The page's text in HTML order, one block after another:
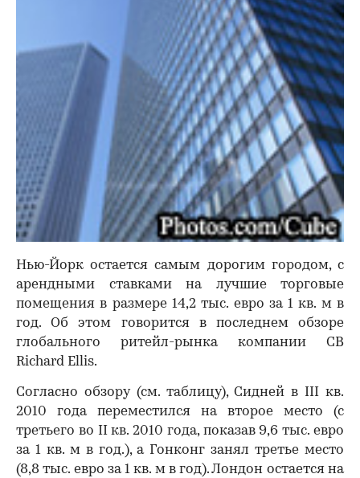
Нью-Йорк остается самым дорогим городом, с
арендными ставками на лучшие торговые
помещения в размере 14,2 тыс. евро за 1 кв. м в
год. Об этом говорится в последнем обзоре
глобального ритейл-рынка компании CB
Richard Ellis.
Согласно обзору (см. таблицу), Сидней в III кв.
2010 года переместился на второе место (с
третьего во II кв. 2010 года, показав 9,6 тыс. евро
за 1 кв. м в год.), а Гонконг занял третье место
(8,8 тыс. евро за 1 кв. м в год). Лондон остается на